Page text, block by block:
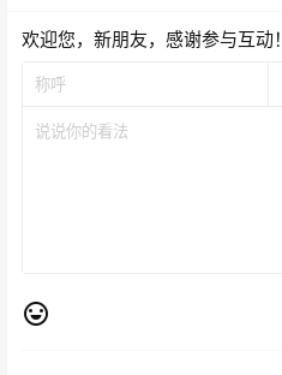
欢迎您，新朋友，感谢参与互动！